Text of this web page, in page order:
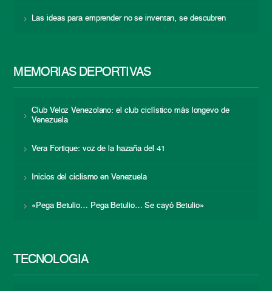
Las ideas para emprender no se inventan, se descubren
MEMORIAS DEPORTIVAS
Club Veloz Venezolano: el club ciclístico más longevo de
Venezuela
Vera Fortique: voz de la hazaña del 41
Inicios del ciclismo en Venezuela
«Pega Betulio… Pega Betulio… Se cayó Betulio»
TECNOLOGÍA